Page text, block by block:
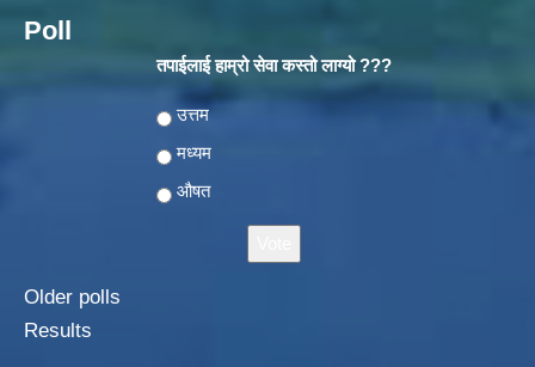
Poll
तपाईलाई हाम्रो सेवा कस्तो लाग्यो ???
Choices
उत्तम
मध्यम
औषत
Older polls
Results